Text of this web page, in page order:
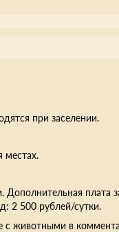
при заселении.
местах.
плата
2 500 рублей/сутки.
с животными в